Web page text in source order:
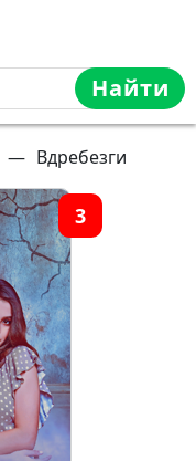
Найти
— Вдребезги
3